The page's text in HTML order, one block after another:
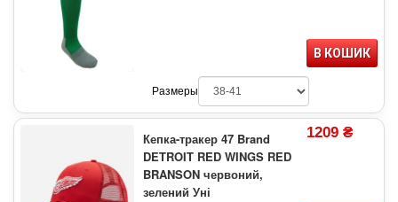
В КОШИК
Размеры
Кепка-тракер 47 Brand
DETROIT RED WINGS RED
BRANSON червоний,
зелений Уні
1209 ₴